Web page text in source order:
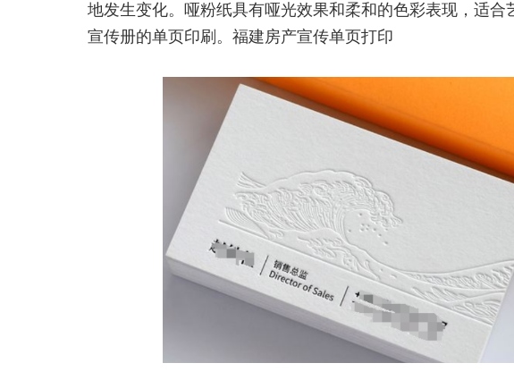
地发生变化。哑粉纸具有哑光效果和柔和的色彩表现，适合
宣传册的单页印刷。福建房产宣传单页打印